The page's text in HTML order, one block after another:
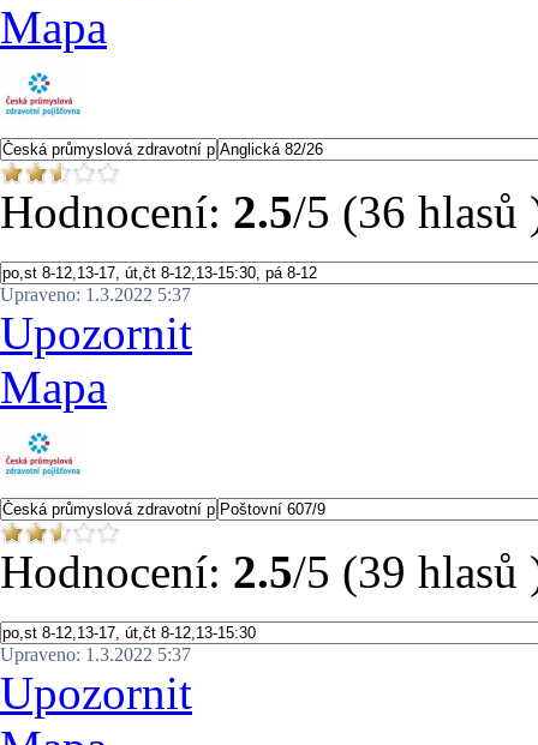
Mapa
Hodnocení: 2.5/5 (36 hlasů
Upraveno: 1.3.2022 5:37
Upozornit
Mapa
Hodnocení: 2.5/5 (39 hlasů
Upraveno: 1.3.2022 5:37
Upozornit